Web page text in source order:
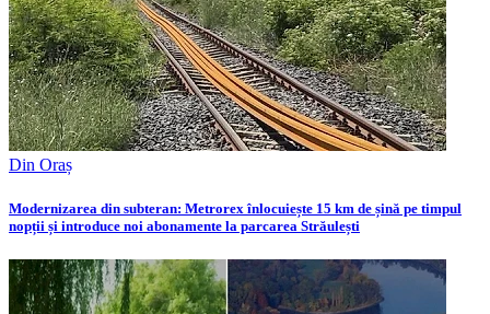
Din Oraș
Modernizarea din subteran: Metrorex înlocuiește 15 km de șină pe timpul
nopții și introduce noi abonamente la parcarea Străulești